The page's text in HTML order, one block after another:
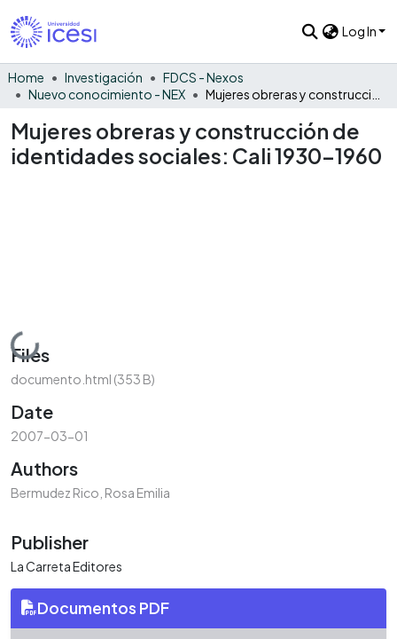
Log In
Home Investigación
FDCS - Nexos
Nuevo conocimiento - NEX
Mujeres obreras y construcción de
identidades sociales: Cali 1930-1960
Loading...
Files
documento.html (353 B)
Date
2007-03-01
Authors
Bermudez Rico, Rosa Emilia
Publisher
La Carreta Editores
Documentos PDF